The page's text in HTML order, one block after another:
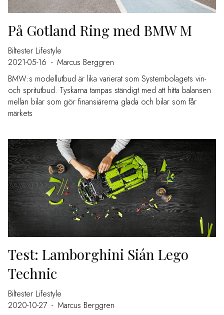
På Gotland Ring med BMW M
Biltester Lifestyle
2021-05-16 - Marcus Berggren
BMW:s modellutbud är lika varierat som Systembolagets vin-
och spritutbud. Tyskarna tampas ständigt med att hitta balansen
mellan bilar som gör finansiärerna glada och bilar som får
märkets
Test: Lamborghini Sián Lego
Technic
Biltester Lifestyle
2020-10-27 - Marcus Berggren